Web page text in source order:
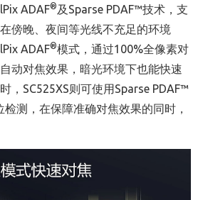
ADAF® 及 Sparse PDAF™技术，支
傍晚、夜间等光线不充足的环境
ADAF®模式，通过100%全像素对
动对焦效果，暗光环境下也能快速
， SC525XS则可使用Sparse PDAF™
检测，在保障准确对焦效果的同时，